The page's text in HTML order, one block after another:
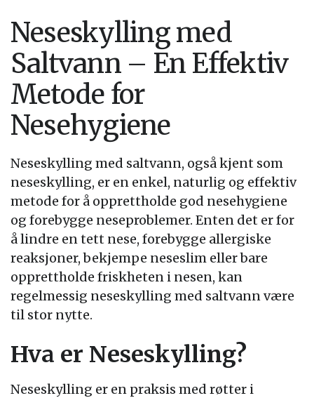
Neseskylling med
Saltvann – En Effektiv
Metode for
Nesehygiene
Neseskylling med saltvann, også kjent som
neseskylling, er en enkel, naturlig og effektiv
metode for å opprettholde god nesehygiene
og forebygge neseproblemer. Enten det er for
å lindre en tett nese, forebygge allergiske
reaksjoner, bekjempe neseslim eller bare
opprettholde friskheten i nesen, kan
regelmessig neseskylling med saltvann være
til stor nytte.
Hva er Neseskylling?
Neseskylling er en praksis med røtter i